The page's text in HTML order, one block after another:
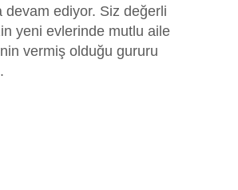
devam ediyor. Siz değerli
yeni evlerinde mutlu aile
vermiş olduğu gururu